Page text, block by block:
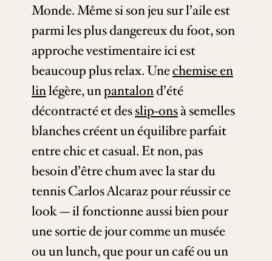
Monde. Même si son jeu sur l’aile est
parmi les plus dangereux du foot, son
approche vestimentaire ici est
beaucoup plus relax. Unechemise en
linlégère, unpantalond’été
décontracté et desslip-onsà semelles
blanches créent un équilibre parfait
entre chic et casual. Et non, pas
besoin d’être chum avec la star du
tennis Carlos Alcaraz pour réussir ce
look — il fonctionne aussi bien pour
une sortie de jour comme un musée
ou un lunch, que pour un café ou un